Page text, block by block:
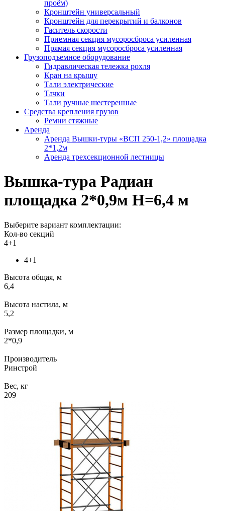
проём)
Кронштейн универсальный
Кронштейн для перекрытий и балконов
Гаситель скорости
Приемная секция мусоросброса усиленная
Прямая секция мусоросброса усиленная
Грузоподъемное оборудование
Гидравлическая тележка рохля
Кран на крышу
Тали электрические
Тачки
Тали ручные шестеренные
Средства крепления грузов
Ремни стяжные
Аренда
Аренда Вышки-туры «ВСП 250-1,2» площадка
2*1,2м
Аренда трехсекционной лестницы
Вышка-тура Радиан
площадка 2*0,9м Н=6,4 м
Выберите вариант комплектации:
Кол-во секций
4+1
4+1
Высота общая, м
6,4
Высота настила, м
5,2
Размер площадки, м
2*0,9
Производитель
Ринстрой
Вес, кг
209